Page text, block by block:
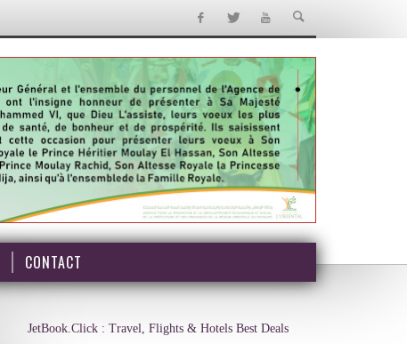
CONTACT
JetBook.Click : Travel, Flights & Hotels Best Deals